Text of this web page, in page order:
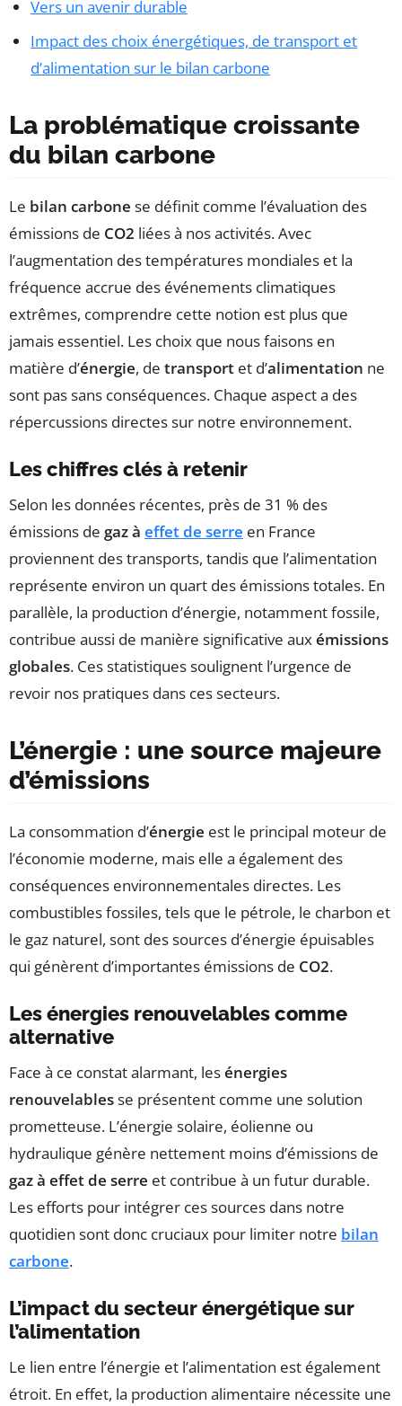
Vers un avenir durable
Impact des choix énergétiques, de transport et
d’alimentation sur le bilan carbone
La problématique croissante
du bilan carbone
Le bilan carbone se définit comme l’évaluation des
émissions de CO2 liées à nos activités. Avec
l’augmentation des températures mondiales et la
fréquence accrue des événements climatiques
extrêmes, comprendre cette notion est plus que
jamais essentiel. Les choix que nous faisons en
matière d’énergie, de transport et d’alimentation ne
sont pas sans conséquences. Chaque aspect a des
répercussions directes sur notre environnement.
Les chiffres clés à retenir
Selon les données récentes, près de 31 % des
émissions de gaz à effet de serre en France
proviennent des transports, tandis que l’alimentation
représente environ un quart des émissions totales. En
parallèle, la production d’énergie, notamment fossile,
contribue aussi de manière significative auxémissions
globales. Ces statistiques soulignent l’urgence de
revoir nos pratiques dans ces secteurs.
L’énergie : une source majeure
d’émissions
La consommation d’énergie est le principal moteur de
l’économie moderne, mais elle a également des
conséquences environnementales directes. Les
combustibles fossiles, tels que le pétrole, le charbon et
le gaz naturel, sont des sources d’énergie épuisables
qui génèrent d’importantes émissions de CO2.
Les énergies renouvelables comme
alternative
Face à ce constat alarmant, lesénergies
renouvelablesse présentent comme une solution
prometteuse. L’énergie solaire, éolienne ou
hydraulique génère nettement moins d’émissions de
gaz à effet de serre et contribue à un futur durable.
Les efforts pour intégrer ces sources dans notre
quotidien sont donc cruciaux pour limiter notre bilan
carbone.
L’impact du secteur énergétique sur
l’alimentation
Le lien entre l’énergie et l’alimentation est également
étroit. En effet, la production alimentaire nécessite une